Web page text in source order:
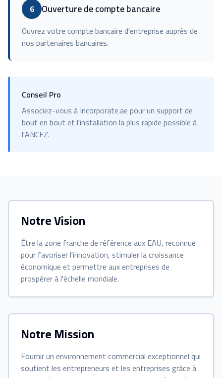
6 Ouverture de compte bancaire
Ouvrez votre compte bancaire d'entreprise auprès de
nos partenaires bancaires.
Conseil Pro
Associez-vous à Incorporate.ae pour un support de
bout en bout et l'installation la plus rapide possible à
l'ANCFZ.
Notre Vision
Être la zone franche de référence aux EAU, reconnue
pour favoriser l'innovation, stimuler la croissance
économique et permettre aux entreprises de
prospérer à l'échelle mondiale.
Notre Mission
Fournir un environnement commercial exceptionnel qui
soutient les entrepreneurs et les entreprises grâce à